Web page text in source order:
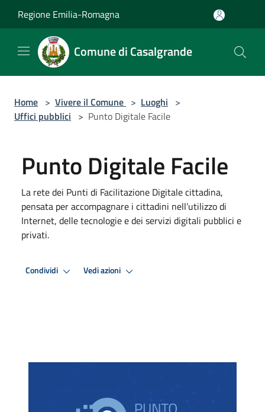
Regione Emilia-Romagna
Comune di Casalgrande
Home > Vivere il Comune > Luoghi >
Uffici pubblici > Punto Digitale Facile
Punto Digitale Facile
La rete dei Punti di Facilitazione Digitale cittadina,
pensata per accompagnare i cittadini nell’utilizzo di
Internet, delle tecnologie e dei servizi digitali pubblici e
privati.
Condividi Vedi azioni